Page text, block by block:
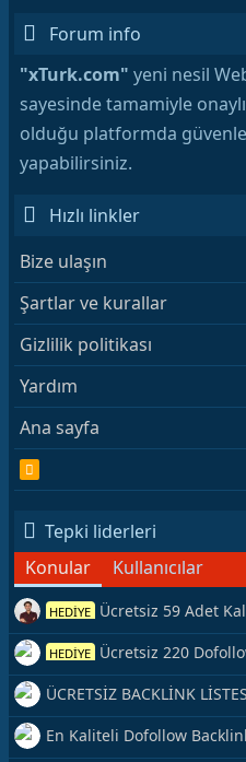
Forum info
"xTurk.com" yeni nesil
sayesinde tamamiyle
olduğu platformda
yapabilirsiniz.
Hızlı linkler
Bize ulaşın
Şartlar ve kurallar
Gizlilik politikası
Yardım
Ana sayfa
S
Tepki liderleri
Konular
Kullanıcılar
HEDİYE Ücretsiz 59 Adet
Kaynağı Veriyorum.
HEDİYE Ücretsiz 220
Veriyorum
ÜCRETSİZ BACKLİNK
Hemen Yetiş!
En Kaliteli Dofollow